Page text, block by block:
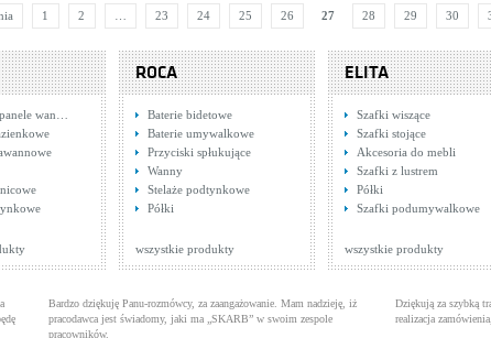
1 2 23 24 25 26 27 28 29 30
wan…
ROCA
Baterie bidetowe
Baterie umywalkowe
Przyciski spłukujące
Wanny
Stelaże podtynkowe
Półki
wszystkie produkty
ELITA
Szafki wiszące
Szafki stojące
Akcesoria do mebli
Szafki z lustrem
Półki
Szafki podumywalkowe
wszystkie produkty
Bardzo dziękuję Panu-rozmówcy, za zaangażowanie. Mam nadzieję, iż
pracodawca jest świadomy, jaki ma „SKARB” w swoim zespole
pracowników.
Dziękują za szybką
realizacja